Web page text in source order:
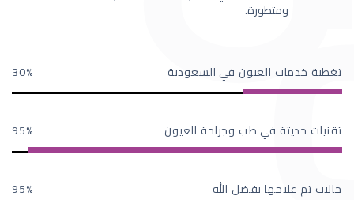
ومتطورة.
تغطية خدمات العيون في السعودية 30
تقنيات حديثة في طب وجراحة العيون 95
حالات تم علاجها بفضل الله 95